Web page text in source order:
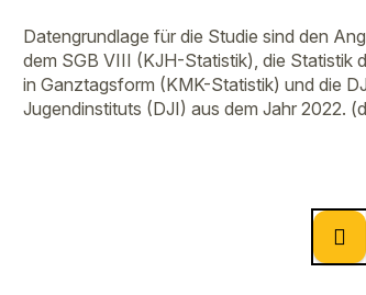
Datengrundlage für die Studie sind den
dem SGB VIII (KJH-Statistik), die Statistik
in Ganztagsform (KMK-Statistik) und die
Jugendinstituts (DJI) aus dem Jahr 2022.